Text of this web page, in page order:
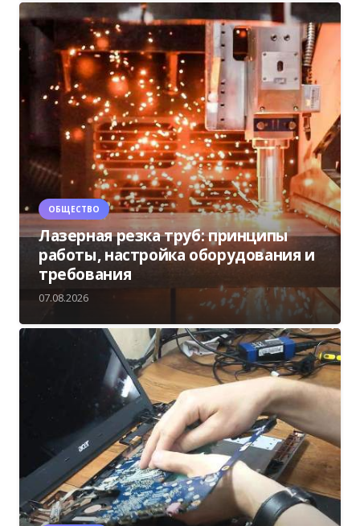
ОБЩЕСТВО
Лазерная резка труб: принципы
работы, настройка оборудования и
требования
07.08.2026